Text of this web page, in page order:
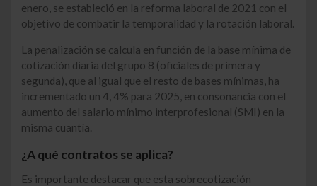
enero, se estableció en la reforma laboral de 2021 con el
objetivo de combatir la temporalidad y la rotación laboral.
La penalización se calcula en función de la base mínima de
cotización diaria del grupo 8 (oficiales de primera y
segunda), que al igual que el resto de bases mínimas, ha
incrementado un 4, 4% para 2025, en consonancia con el
aumento del salario mínimo interprofesional (SMI) en la
misma cuantía.
¿A qué contratos se aplica?
Es importante destacar que esta sobrecotización